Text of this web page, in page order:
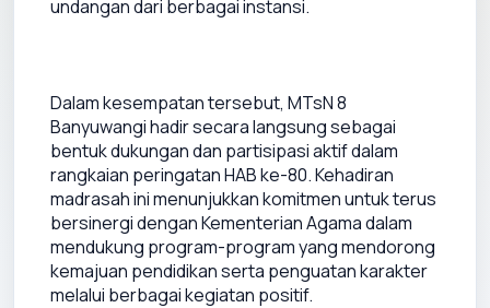
Dalam kesempatan tersebut, MTsN 8
Banyuwangi hadir secara langsung sebagai
bentuk dukungan dan partisipasi aktif dalam
rangkaian peringatan HAB ke-80. Kehadiran
madrasah ini menunjukkan komitmen untuk terus
bersinergi dengan Kementerian Agama dalam
mendukung program-program yang mendorong
kemajuan pendidikan serta penguatan karakter
melalui berbagai kegiatan positif.